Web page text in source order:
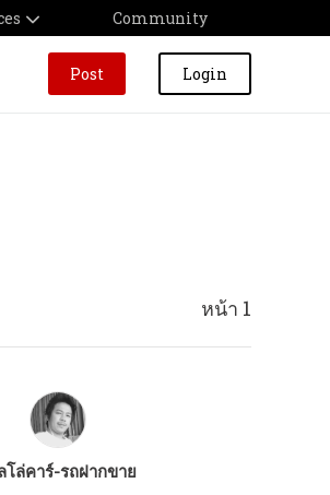
Community
Login
Post
หน้า 1
โล่คาร์-รถฝากขาย